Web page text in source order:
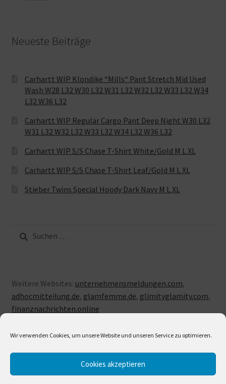
Wir verwenden Cookies, um unsere Website und unseren Service zu optimieren.
Cookies akzeptieren
Neueste Beiträge
Carhartt WIP Klondike “Mills“ Pant Stretch Mid Used
Wash W28 L32 W30 L32 W31 L32 W32 L32 W33 L32 W34
L32 W36 L32
Carhartt WIP Regular Cargo Pant Deep Night W30 L32
W31 L32 W32 L32 W33 L32 W34 L32 W36 L32
Carhartt WIP S/S Chase T-Shirt White/Gold M L XL
Carhartt WIP S/S Chase T-Shirt Leaf/Gold M L XL
Stieber Twins Special Hoody Dark Navy M L XL
Suche
nach:
Weitere Websites: unternehmensmeldungen.com,
adhocmitteilung.de, glamfemme.de, glimityglamity.com,
finanznachrichten.online
© LUXUSLOVE 2026